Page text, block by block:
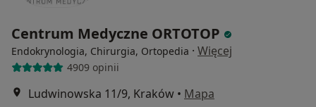
Centrum Medyczne ORTOTOP
Endokrynologia, Chirurgia, Ortopedia · Więcej
4909 opinii
Ludwinowska 11/9, Kraków • Mapa